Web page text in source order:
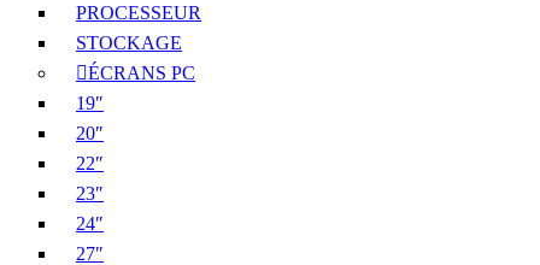
PROCESSEUR
STOCKAGE
ÉCRANS PC
19″
20″
22″
23″
24″
27″